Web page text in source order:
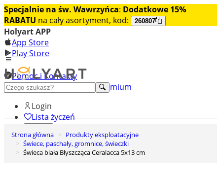
Specjalnie na św. Wawrzyńca: Dodatkowe 15%
RABATU na cały asortyment, kod: 260807
Holyart APP
App Store
Play Store
Pomoc i Kontakty
+48 222 922 860
Odkryj premium
Login
Lista życzeń
0
Koszyk
Strona główna
Produkty eksploatacyjne
Świece, paschały, gromnice, świeczki
Świeca biała Błyszcząca Ceralacca 5x13 cm